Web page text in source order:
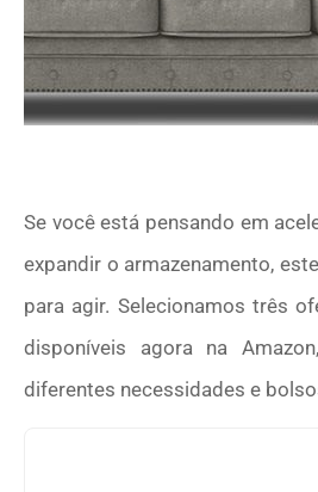
Se você está pensando em
expandir o armazenamento,
para agir. Selecionamos três
disponíveis agora na
diferentes necessidades e